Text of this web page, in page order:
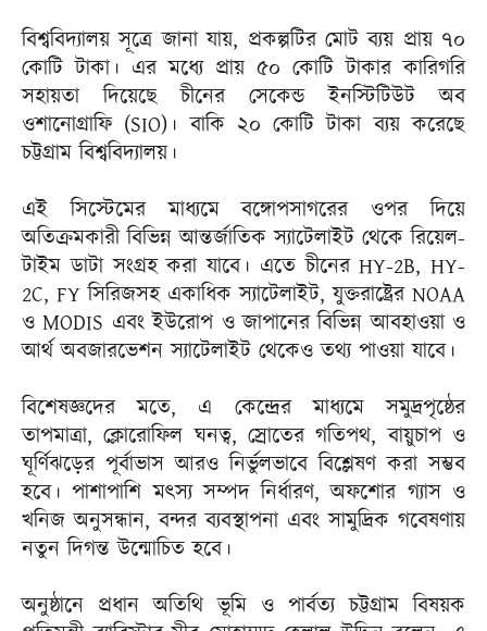
বিশ্ববিদ্যালয় সূত্রে জানা যায়, প্রকল্পটির মোট ব্যয় প্রায় ৭০
কোটি টাকা। এর মধ্যে প্রায় ৫০ কোটি টাকার কারিগরি
সহায়তা দিয়েছে চীনের সেকেন্ড ইনস্টিটিউট অব
ওশানোগ্রাফি (SIO)। বাকি ২০ কোটি টাকা ব্যয় করেছে
চট্টগ্রাম বিশ্ববিদ্যালয়।
এই সিস্টেমের মাধ্যমে বঙ্গোপসাগরের ওপর দিয়ে
অতিক্রমকারী বিভিন্ন আন্তর্জাতিক স্যাটেলাইট থেকে রিয়েল-
টাইম ডাটা সংগ্রহ করা যাবে। এতে চীনের HY-2B, HY-
2C, FY সিরিজসহ একাধিক স্যাটেলাইট, যুক্তরাষ্ট্রের NOAA
ও MODIS এবং ইউরোপ ও জাপানের বিভিন্ন আবহাওয়া ও
আর্থ অবজারভেশন স্যাটেলাইট থেকেও তথ্য পাওয়া যাবে।
বিশেষজ্ঞদের মতে, এ কেন্দ্রের মাধ্যমে সমুদ্রপৃষ্ঠের
তাপমাত্রা, ক্লোরোফিল ঘনত্ব, স্রোতের গতিপথ, বায়ুচাপ ও
ঘূর্ণিঝড়ের পূর্বাভাস আরও নির্ভুলভাবে বিশ্লেষণ করা সম্ভব
হবে। পাশাপাশি মৎস্য সম্পদ নির্ধারণ, অফশোর গ্যাস ও
খনিজ অনুসন্ধান, বন্দর ব্যবস্থাপনা এবং সামুদ্রিক গবেষণায়
নতুন দিগন্ত উন্মোচিত হবে।
অনুষ্ঠানে প্রধান অতিথি ভূমি ও পার্বত্য চট্টগ্রাম বিষয়ক